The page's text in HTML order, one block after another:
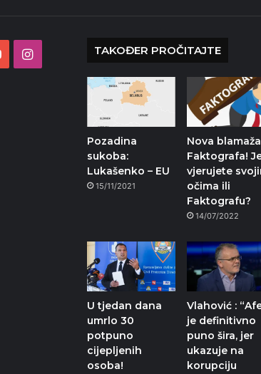
YouTubeInstagram TAKOĐER PROČITAJTE
Pozadina
sukoba:
Lukašenko – EU
15/11/2021
Nova blamaža
Faktografa!
vjerujete
očima ili
Faktografu?
14/07/2022
U tjedan dana
umrlo 30
potpuno
cijepljenih
osoba!
Vlahović :
je definitivno
puno šira, jer
ukazuje na
korupciju